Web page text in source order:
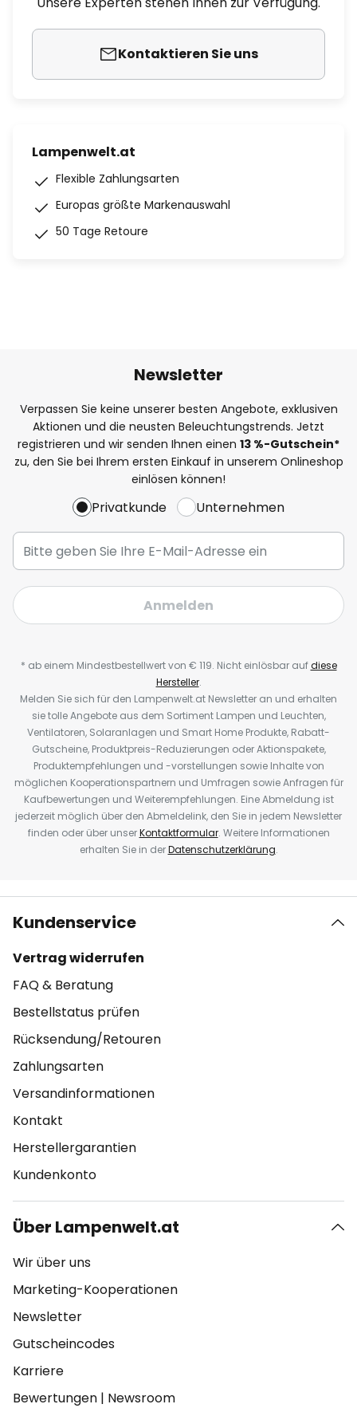
Kontaktieren Sie uns
Lampenwelt.at
Flexible Zahlungsarten
Europas größte Markenauswahl
50 Tage Retoure
Newsletter
Verpassen Sie keine unserer besten Angebote, exklusiven
Aktionen und die neusten Beleuchtungstrends. Jetzt
registrieren und wir senden Ihnen einen 13 %-Gutschein*
zu, den Sie bei Ihrem ersten Einkauf in unserem Onlineshop
einlösen können!
Privatkunde Unternehmen
Anmelden
* ab einem Mindestbestellwert von € 119. Nicht einlösbar aufdiese
Hersteller.
Melden Sie sich für den Lampenwelt.at Newsletter an und erhalten
sie tolle Angebote aus dem Sortiment Lampen und Leuchten,
Ventilatoren, Solaranlagen und Smart Home Produkte, Rabatt-
Gutscheine, Produktpreis-Reduzierungen oder Aktionspakete,
Produktempfehlungen und -vorstellungen sowie Inhalte von
möglichen Kooperationspartnern und Umfragen sowie Anfragen für
Kaufbewertungen und Weiterempfehlungen. Eine Abmeldung ist
jederzeit möglich über den Abmeldelink, den Sie in jedem Newsletter
finden oder über unserKontaktformular. Weitere Informationen
erhalten Sie in derDatenschutzerklärung.
Kundenservice
Vertrag widerrufen
FAQ & Beratung
Bestellstatus prüfen
Rücksendung/Retouren
Zahlungsarten
Versandinformationen
Kontakt
Herstellergarantien
Kundenkonto
Über Lampenwelt.at
Wir über uns
Marketing-Kooperationen
Newsletter
Gutscheincodes
Karriere
Bewertungen | Newsroom